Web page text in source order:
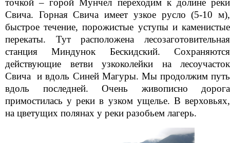
точкой – горой Мунчел переходим к долине реки
Свича. Горная Свича имеет узкое русло (5-10 м),
быстрое течение, порожистые уступы и каменистые
перекаты. Тут расположена лесозаготовительная
станция Миндунок Бескидский. Сохраняются
действующие ветви узкоколейки на лесоучасток
Свича и вдоль Синей Магуры. Мы продолжим путь
вдоль последней. Очень живописно дорога
примостилась у реки в узком ущелье. В верховьях,
на цветущих полянах у реки разобьем лагерь.